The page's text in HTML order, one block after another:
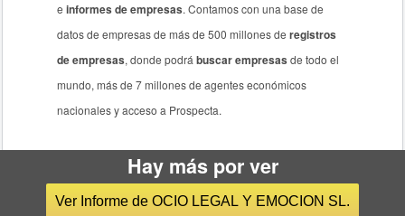
einformes de empresas. Contamos con una base de
datos de empresas de más de 500 millones deregistros
de empresas, donde podrábuscar empresas de todo el
mundo, más de 7 millones de agentes económicos
nacionales y acceso a Prospecta.
Hay más por ver
Ver Informe de OCIO LEGAL Y EMOCION SL.